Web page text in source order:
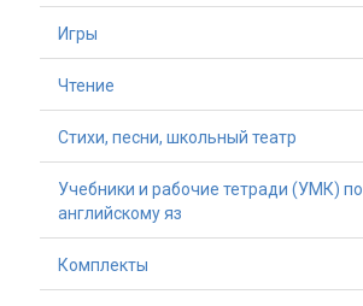
Игры
Чтение
Стихи, песни, школьный театр
Учебники и рабочие тетради (УМК) по
английскому яз
Комплекты